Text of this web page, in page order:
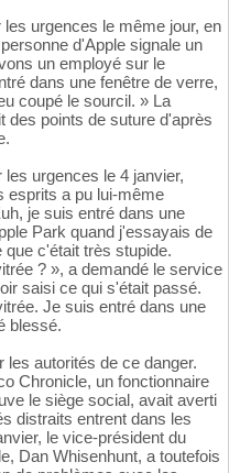
urgences le même jour, en
d'Apple signale un
un employé sur le
dans une fenêtre de verre,
coupé le sourcil. » La
des points de suture d'après
urgences le 4 janvier,
esprits a pu lui-même
je suis entré dans une
Park quand j'essayais de
c'était très stupide.
? », a demandé le service
saisi ce qui s'était passé.
Je suis entré dans une
blessé.
les autorités de ce danger.
Chronicle, un fonctionnaire
le siège social, avait averti
distraits entrent dans les
le vice-président du
Dan Whisenhunt, a toutefois